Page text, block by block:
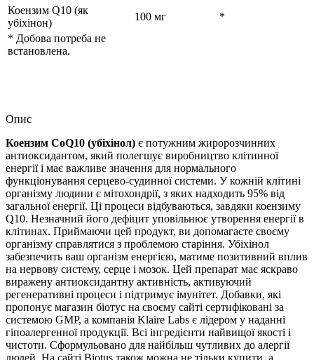
Коензим Q10 (як
убіхінон)
100 мг
*
* Добова потреба не
встановлена.
Опис
Коензим CoQ10 (убіхінол) є потужним жиророзчинних
антиоксидантом, який полегшує виробництво клітинної
енергії і має важливе значення для нормального
функціонування серцево-судинної системи. У кожній клітині
організму людини є мітохондрії, з яких надходить 95% від
загальної енергії. Ці процеси відбуваються, завдяки коензиму
Q10. Незначний його дефіцит уповільнює утворення енергії в
клітинах. Приймаючи цей продукт, ви допомагаєте своєму
організму справлятися з проблемою старіння. Убіхінол
забезпечить ваш організм енергією, матиме позитивний вплив
на нервову систему, серце і мозок. Цей препарат має яскраво
виражену антиоксидантну активність, активуючий
регенеративні процеси і підтримує імунітет. Добавки, які
пропонує магазин біотус на своєму сайті сертифіковані за
системою GMP, а компанія Klaire Labs є лідером у наданні
гіпоалергенної продукції. Всі інгредієнти найвищої якості і
чистоти. Сформульовано для найбільш чутливих до алергії
людей. На сайті Biotus також можна не тільки купити, а